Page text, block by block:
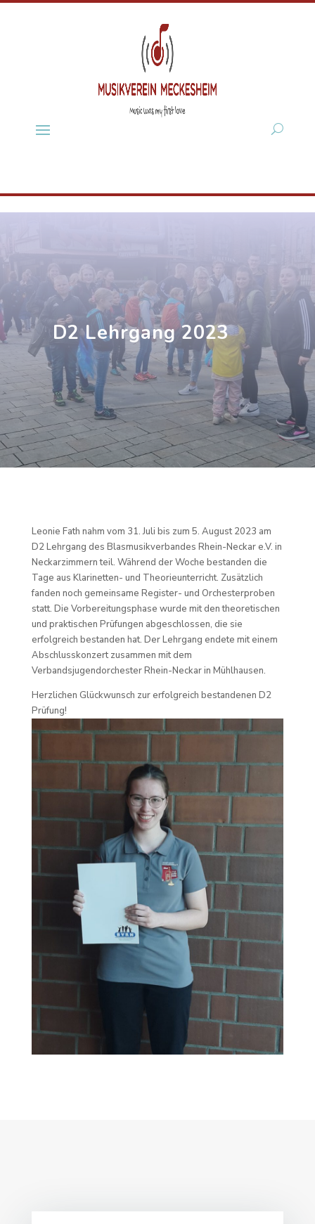
D2 Lehrgang 2023
Leonie Fath nahm vom 31. Juli bis zum 5. August 2023 am
D2 Lehrgang des Blasmusikverbandes Rhein-Neckar e.V. in
Neckarzimmern teil. Während der Woche bestanden die
Tage aus Klarinetten- und Theorieunterricht. Zusätzlich
fanden noch gemeinsame Register- und Orchesterproben
statt. Die Vorbereitungsphase wurde mit den theoretischen
und praktischen Prüfungen abgeschlossen, die sie
erfolgreich bestanden hat. Der Lehrgang endete mit einem
Abschlusskonzert zusammen mit dem
Verbandsjugendorchester Rhein-Neckar in Mühlhausen.
Herzlichen Glückwunsch zur erfolgreich bestandenen D2
Prüfung!